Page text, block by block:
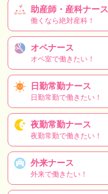
助産師・産科ナース
働くなら絶対産科！
オペナース
オペ室で働きたい！
日勤常勤ナース
日勤常勤で働きたい！
夜勤常勤ナース
夜勤常勤で働きたい！
外来ナース
外来で働きたい！